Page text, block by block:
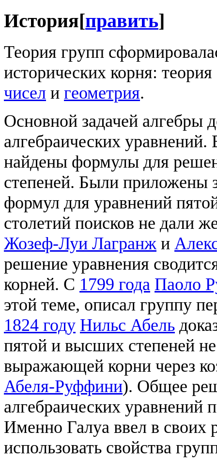
История[править]
Теория групп
исторических корня:
чисел и геометрия.
Основной задачей алгебры
алгебраических
найдены формулы для
степеней. Были приложены
формул для уравнений
столетий поисков не дали
Жозеф-Луи Лагранж и
решение уравнения
корней. С 1799 года Паоло
этой теме, описал группу
1824 году Нильс Абель
пятой и высших степеней
выражающей корни через
Абеля-Руффини). Общее
алгебраических уравнений
Именно Галуа ввел в своих
использовать свойства